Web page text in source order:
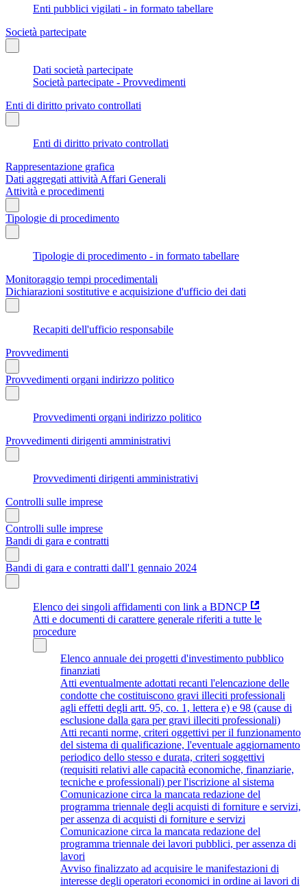
Enti pubblici vigilati - in formato tabellare
Società partecipate
Dati società partecipate
Società partecipate - Provvedimenti
Enti di diritto privato controllati
Enti di diritto privato controllati
Rappresentazione grafica
Dati aggregati attività Affari Generali
Attività e procedimenti
Tipologie di procedimento
Tipologie di procedimento - in formato tabellare
Monitoraggio tempi procedimentali
Dichiarazioni sostitutive e acquisizione d'ufficio dei dati
Recapiti dell'ufficio responsabile
Provvedimenti
Provvedimenti organi indirizzo politico
Provvedimenti organi indirizzo politico
Provvedimenti dirigenti amministrativi
Provvedimenti dirigenti amministrativi
Controlli sulle imprese
Controlli sulle imprese
Bandi di gara e contratti
Bandi di gara e contratti dall'1 gennaio 2024
Elenco dei singoli affidamenti con link a BDNCP
Atti e documenti di carattere generale riferiti a tutte le
procedure
Elenco annuale dei progetti d'investimento pubblico
finanziati
Atti eventualmente adottati recanti l'elencazione delle
condotte che costituiscono gravi illeciti professionali
agli effetti degli artt. 95, co. 1, lettera e) e 98 (cause di
esclusione dalla gara per gravi illeciti professionali)
Atti recanti norme, criteri oggettivi per il funzionamento
del sistema di qualificazione, l'eventuale aggiornamento
periodico dello stesso e durata, criteri soggettivi
(requisiti relativi alle capacità economiche, finanziarie,
tecniche e professionali) per l'iscrizione al sistema
Comunicazione circa la mancata redazione del
programma triennale degli acquisti di forniture e servizi,
per assenza di acquisti di forniture e servizi
Comunicazione circa la mancata redazione del
programma triennale dei lavori pubblici, per assenza di
lavori
Avviso finalizzato ad acquisire le manifestazioni di
interesse degli operatori economici in ordine ai lavori di